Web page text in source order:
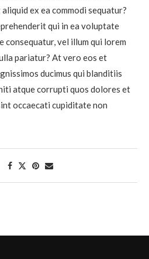
ex ea commodi sequatur?
qui in ea voluptate
consequatur, vel illum qui lorem
pariatur? At vero eos et
ducimus qui blanditiis
atque corrupti quos dolores et
occaecati cupiditate non